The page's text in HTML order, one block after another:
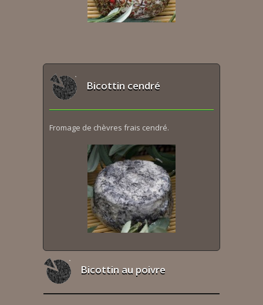
Bicottin cendré
Fromage de chèvres frais cendré.
Bicottin au poivre